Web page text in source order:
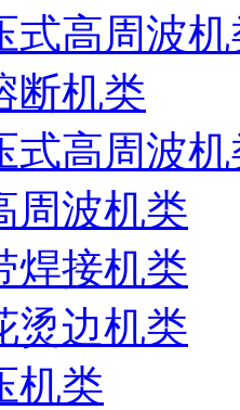
式高周波机
断机类
式高周波机
周波机类
焊接机类
烫边机类
机类